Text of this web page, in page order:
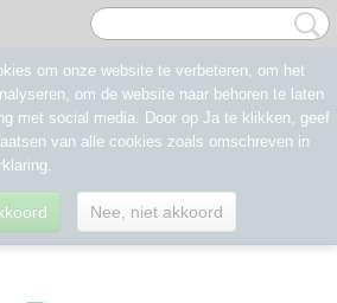
om onze website te verbeteren, om het
om de website naar behoren te laten
met social media. Door op Ja te klikken, geef
van alle cookies zoals omschreven in
Nee, niet akkoord